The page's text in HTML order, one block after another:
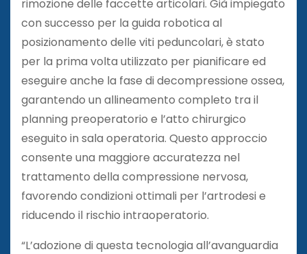
rimozione delle faccette articolari. Già impiegato
con successo per la guida robotica al
posizionamento delle viti peduncolari, è stato
per la prima volta utilizzato per pianificare ed
eseguire anche la fase di decompressione ossea,
garantendo un allineamento completo tra il
planning preoperatorio e l’atto chirurgico
eseguito in sala operatoria. Questo approccio
consente una maggiore accuratezza nel
trattamento della compressione nervosa,
favorendo condizioni ottimali per l’artrodesi e
riducendo il rischio intraoperatorio.
“L’adozione di questa tecnologia all’avanguardia